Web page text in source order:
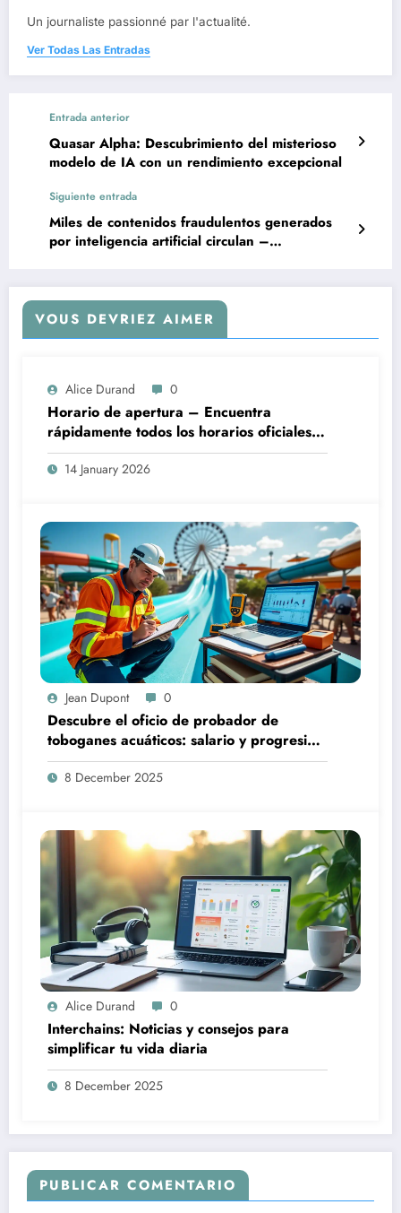
Un journaliste passionné par l'actualité.
Ver Todas Las Entradas
Entrada anterior
Quasar Alpha: Descubrimiento del misterioso
modelo de IA con un rendimiento excepcional
Siguiente entrada
Miles de contenidos fraudulentos generados
por inteligencia artificial circulan –
VOUS DEVRIEZ AIMER
Alice Durand 0
Horario de apertura – Encuentra
rápidamente todos los horarios oficiales
de apertura
14 January 2026
Jean Dupont 0
Descubre el oficio de probador de
toboganes acuáticos: salario y progresión
profesional
8 December 2025
Alice Durand 0
Interchains: Noticias y consejos para
simplificar tu vida diaria
8 December 2025
PUBLICAR COMENTARIO